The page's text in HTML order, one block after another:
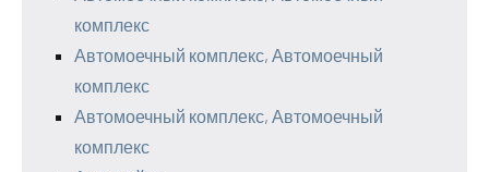
комплекс
Автомоечный комплекс, Автомоечный
комплекс
Автомоечный комплекс, Автомоечный
комплекс